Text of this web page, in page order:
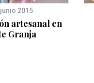
2015
artesanal en
Granja